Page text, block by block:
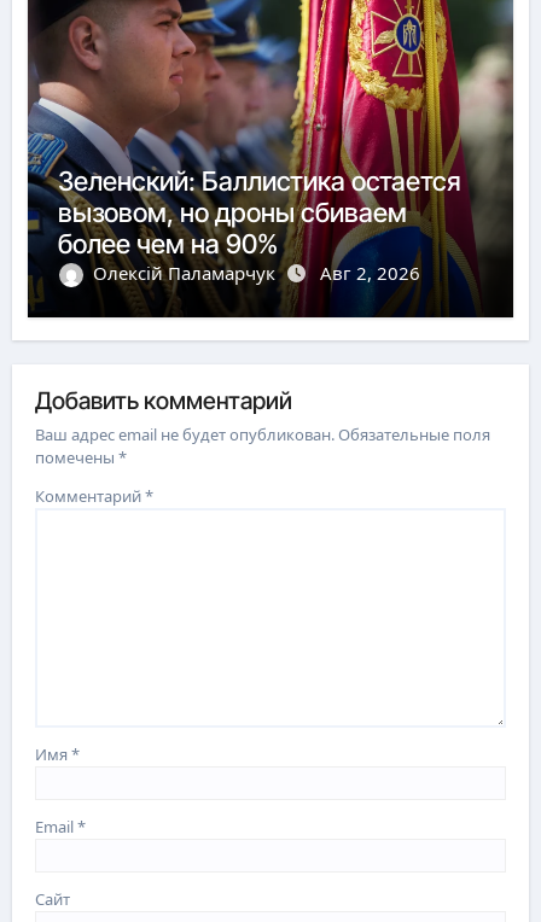
Зеленский: Баллистика остается
вызовом, но дроны сбиваем
более чем на 90%
Олексій Паламарчук Авг 2, 2026
Добавить комментарий
Ваш адрес email не будет опубликован.Обязательные поля
помечены*
Комментарий*
Имя*
Email*
Сайт